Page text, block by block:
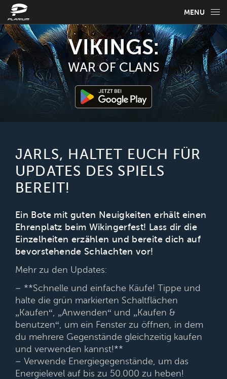
MENU
ÜBER DAS SPIEL
SPIELERATGEBER
NEWS
Deutsch
VIKINGS:
WAR OF CLANS
JARLS, HALTET EUCH FÜR
UPDATES DES SPIELS
BEREIT!
Ein Bote mit guten Neuigkeiten erhält einen
Ehrenplatz beim Wikingerfest! Lass dir die
Einzelheiten erzählen und bereite dich auf
bevorstehende Schlachten vor!
Mehr zu den Updates:
– **Schnelle und einfache Käufe! Tippe und
halte die grün markierten Schaltflächen
„Kaufen“, „Anwenden“ und „Kaufen &
benutzen“, um ein Fenster zu öffnen, in dem
du mehrere Gegenstände gleichzeitig kaufen
und verwenden kannst!**
– Verwende Energiegegenstände, um das
Energielevel auf bis zu 50.000 zu heben!